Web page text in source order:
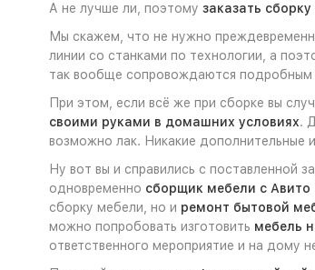
А не лучше ли, поэтому заказать
Мы скажем, что не нужно
линии со станками по технологии, а
так вообще сопровождаются подробным
При этом, если всё же при сборке вы
своими руками в домашних условиях.
возможно лак. Никакие дополнительные
Ну вот вы и справились с поставленной
одновременно сборщик мебели с Авито
сборку мебели, но и ремонт бытовой
можно попробовать изготовить мебель
ответственного мероприятие и на дому